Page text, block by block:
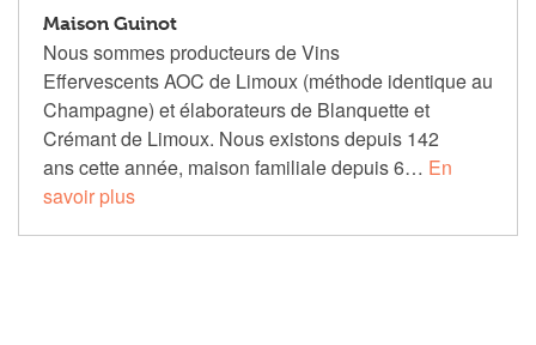
Maison Guinot
Nous sommes producteurs de Vins
Effervescents AOC de Limoux (méthode identique au
Champagne) et élaborateurs de Blanquette et
Crémant de Limoux. Nous existons depuis 142
ans cette année, maison familiale depuis 6… En
savoir plus